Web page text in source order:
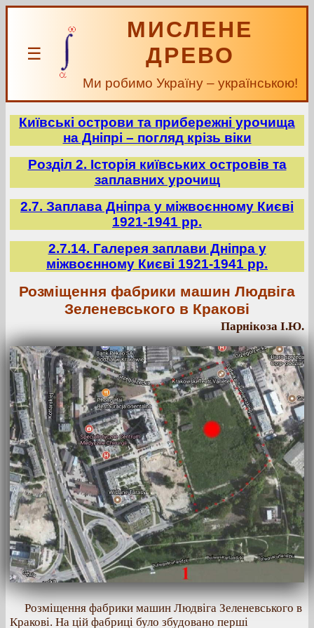
☰
МИСЛЕНЕ
ДРЕВО
Ми робимо Україну – українською!
Київські острови та прибережні урочища
на Дніпрі – погляд крізь віки
Розділ 2. Історія київських островів та
заплавних урочищ
2.7. Заплава Дніпра у міжвоєнному Києві
1921-1941 рр.
2.7.14. Галерея заплави Дніпра у
міжвоєнному Києві 1921-1941 рр.
Розміщення фабрики машин Людвіга
Зеленевського в Кракові
Парнікоза І.Ю.
Розміщення фабрики машин Людвіга Зеленевського в
Кракові. На цій фабриці було збудовано перші